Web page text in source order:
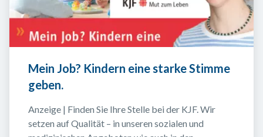
Mein Job? Kindern eine starke Stimme
geben.
Anzeige | Finden Sie Ihre Stelle bei der KJF. Wir
setzen auf Qualität – in unseren sozialen und